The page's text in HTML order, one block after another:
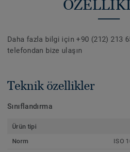
Daha fazla bilgi için +90 (212) 213
telefondan bize ulaşın
Teknik özellikler
Sınıflandırma
Ürün tipi
Norm
ISO